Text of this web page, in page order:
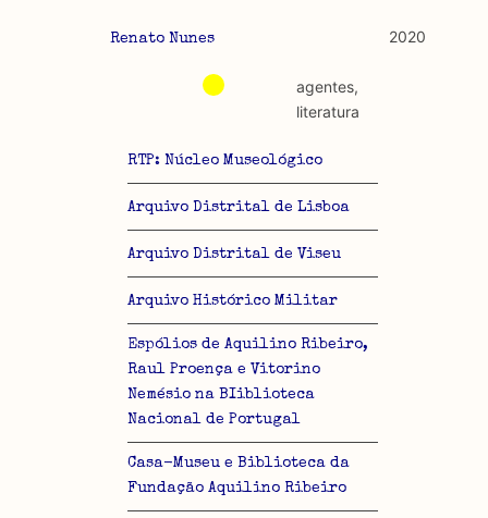
Renato Nunes 2020
RTP: Núcleo Museológico
Arquivo Distrital de Lisboa
Arquivo Distrital de Viseu
Arquivo Histórico Militar
Espólios de Aquilino Ribeiro,
Raul Proença e Vitorino
Nemésio na BIiblioteca
Nacional de Portugal
Casa-Museu e Biblioteca da
Fundação Aquilino Ribeiro
agentes,
literatura